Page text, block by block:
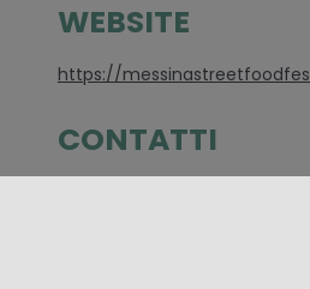
WEBSITE
https://
CONTATTI
+ 39 393792660063